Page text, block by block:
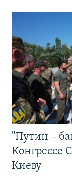
"Путин –
Конгрессе
Киеву